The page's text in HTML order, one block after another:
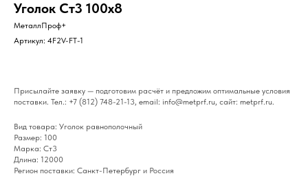
Уголок Ст3 100х8
МеталлПроф+
Артикул: 4F2V-FT-1
Присылайте заявку — подготовим расчёт и предложим оптимальные условия
поставки. Тел.: +7 (812) 748-21-13, email: info@metprf.ru, сайт: metprf.ru.
Вид товара: Уголок равнополочный
Размер: 100
Марка: Ст3
Длина: 12000
Регион поставки: Санкт-Петербург и Россия